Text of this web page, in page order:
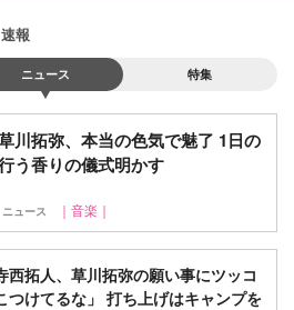
報
ニュース 特集
川拓弥、本当の色気で魅了 1日の
う香りの儀式明かす
ニュース ｜音楽｜
拓人、草川拓弥の願い事にツッコ
つけてるな」 打ち上げはキャンプを